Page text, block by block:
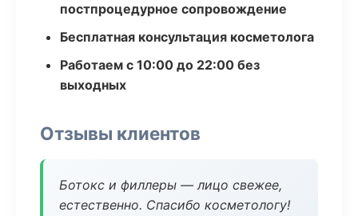
постпроцедурное сопровождение
Бесплатная консультация косметолога
Работаем с 10:00 до 22:00 без
выходных
Отзывы клиентов
Ботокс и филлеры — лицо свежее,
естественно. Спасибо косметологу!